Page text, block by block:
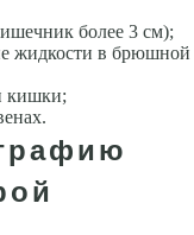
более 3 см);
жидкости в брюшной
кишки;